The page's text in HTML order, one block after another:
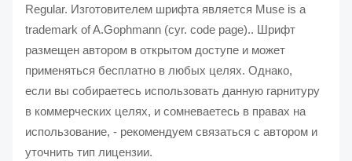
Regular. Изготовителем шрифта является Muse is a
trademark of A.Gophmann (cyr. code page).. Шрифт
размещен автором в открытом доступе и может
применяться бесплатно в любых целях. Однако,
если вы собираетесь использовать данную гарнитуру
в коммерческих целях, и сомневаетесь в правах на
использование, - рекомендуем связаться с автором и
уточнить тип лицензии.